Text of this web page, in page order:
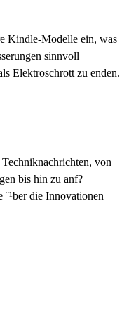
Kindle-Modelle ein, was
sinnvoll
Elektroschrott zu enden.
von
bis hin zu anf?
die Innovationen